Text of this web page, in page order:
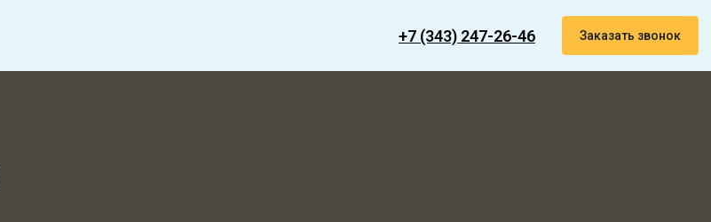
+7 (343) 247-26-46 Заказать звонок